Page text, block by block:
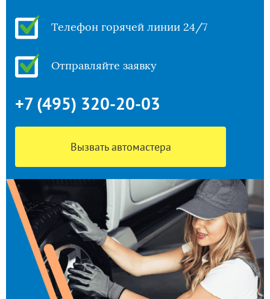
Телефон горячей линии 24/7
Отправляйте заявку
+7 (495) 320-20-03
Вызвать автомастера